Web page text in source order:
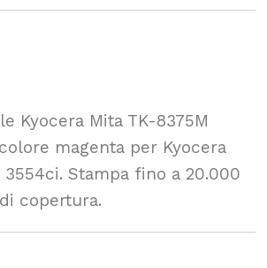
Kyocera Mita TK-8375M
magenta per Kyocera
3554ci. Stampa fino a 20.000
copertura.